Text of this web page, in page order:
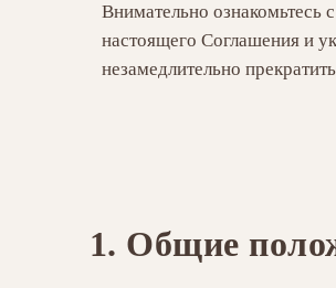
Внимательно ознакомьтесь
настоящего Соглашения и
незамедлительно
Общие